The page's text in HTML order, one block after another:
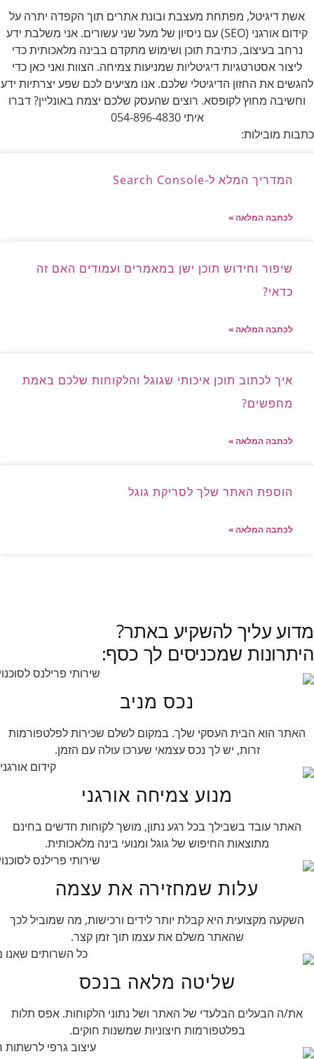
אשת דיגיטל, מפתחת מעצבת ובונת אתרים תוך הקפדה יתרה על
קידום אורגני (SEO) עם ניסיון של מעל שני עשורים. אני משלבת ידע
נרחב בעיצוב, כתיבת תוכן ושימוש מתקדם בבינה מלאכותית כדי
ליצור אסטרטגיות דיגיטליות שמניעות צמיחה. הצוות ואני כאן כדי
להגשים את החזון הדיגיטלי שלכם. אנו מציעים לכם שפע יצרתיות ידע
וחשיבה מחוץ לקופסא. רוצים שהעסק שלכם יצמח באונליין? דברו
איתי 054-896-4830
כתבות מובילות:
המדריך המלא ל-Search Console
לכתבה המלאה »
שיפור וחידוש תוכן ישן במאמרים ועמודים האם זה
כדאי?
לכתבה המלאה »
איך לכתוב תוכן איכותי שגוגל והלקוחות שלכם באמת
מחפשים?
לכתבה המלאה »
הוספת האתר שלך לסריקת גוגל
לכתבה המלאה »
מדוע עליך להשקיע באתר?
היתרונות שמכניסים לך כסף:
נכס מניב
האתר הוא הבית העסקי שלך. במקום לשלם שכירות לפלטפורמות
זרות, יש לך נכס עצמאי שערכו עולה עם הזמן.
מנוע צמיחה אורגני
האתר עובד בשבילך בכל רגע נתון, מושך לקוחות חדשים בחינם
מתוצאות החיפוש של גוגל ומנועי בינה מלאכותית.
עלות שמחזירה את עצמה
השקעה מקצועית היא קבלת יותר לידים ורכישות, מה שמוביל לכך
שהאתר משלם את עצמו תוך זמן קצר.
שליטה מלאה בנכס
את/ה הבעלים הבלעדי של האתר ושל נתוני הלקוחות. אפס תלות
בפלטפורמות חיצוניות שמשנות חוקים.